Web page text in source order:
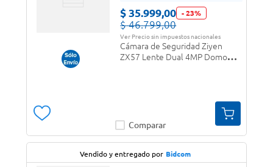
$ 35.999,00 -23%
$ 46.799,00
Ver Precio sin impuestos nacionales
Cámara de Seguridad Ziyen
ZX57 Lente Dual 4MP Domo
Comparar
Vendido y entregado por Bidcom